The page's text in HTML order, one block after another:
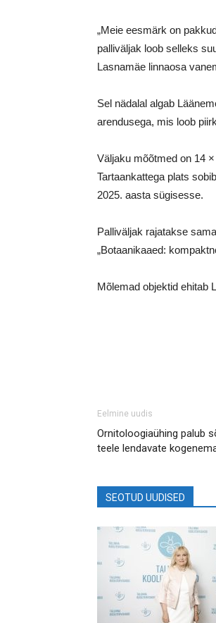
„Meie eesmärk on
palliväljak loob selleks
Lasnamäe linnaosa
Sel nädalal algab
arendusega, mis loob
Väljaku mõõtmed on 14
Tartaankattega plats
2025. aasta sügisesse.
Palliväljak rajatakse
„Botaanikaaed:
Mõlemad objektid ehitab
Eelmine uudis
Ornitoloogiaühing palub
teele lendavate
SEOTUD UUDISED